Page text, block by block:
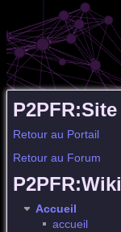
P2PFR:Site
Retour au Portail
Retour au Forum
P2PFR:Wiki
Accueil
accueil